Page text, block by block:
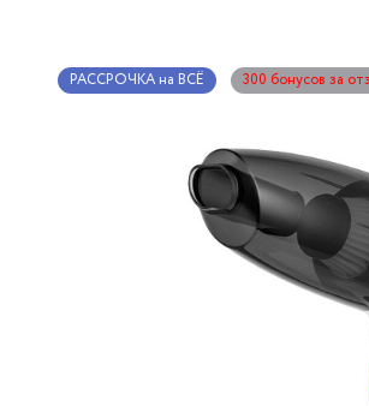
РАССРОЧКА на ВСЁ 300 бонусов за